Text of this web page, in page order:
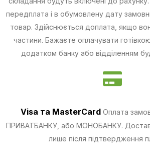
передплата і в обумовлену дату
товар. Здійснюється доплата, якщо
частини. Бажаєте оплачувати
додатком банку або відділенням
Visa та MasterCard Оплата
ПРИВАТБАНКУ, або МОНОБАНКУ.
лише після підтвердження